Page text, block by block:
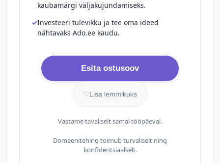
kaubamärgi väljakujundamiseks.
Investeeri tulevikku ja tee oma ideed
nähtavaks Ado.ee kaudu.
Esita ostusoov
♡Lisa lemmikuks
Vastame tavaliselt samal tööpäeval.
Domeenitehing toimub turvaliselt ning
konfidentsiaalselt.